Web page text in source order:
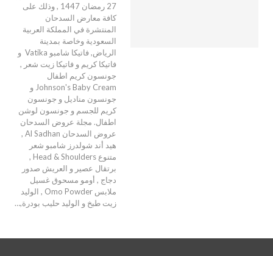
27 رمضان 1447 , وذلك على
كافة معارض السدحان
المنتشرة في المملكة العربية
السعودية وخاصة بمدينة
الرياض, فاتيكا شامبو Vatika و
فاتيكا كريم و فاتيكا زيت شعر ,
جونسون كريم اطفال
Johnson's Baby Cream و
جونسون مناديل و جونسون
كريم للجسم و جونسون لوشن
اطفال. مجلة عروض السدحان
عروض السدحان Al Sadhan ,
هيد أند شولدرز شامبو شعر
متنوع Head & Shoulders ,
برتقال عصير و العريش صدور
دجاج , أومو مسحوق غسيل
ملابس Omo Powder , الوليد
زيت طبخ و الوليد حليب بودرة,…